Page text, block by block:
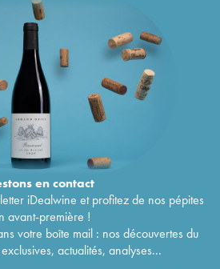
encontact
iDealwine et profitez de nos pépites
avant-première !
votre boîte mail : nos découvertes du
actualités, analyses...